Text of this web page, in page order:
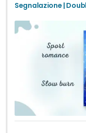
Segnalazione |